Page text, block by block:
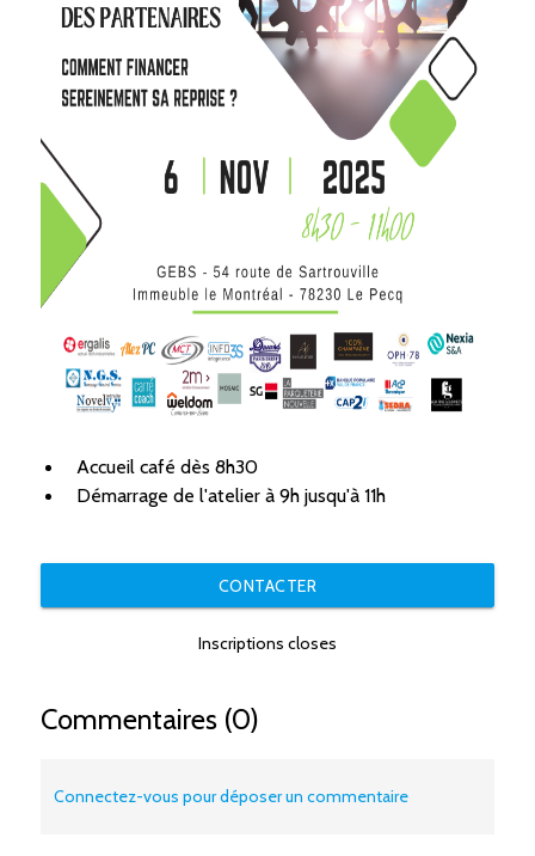
Accueil café dès 8h30
Démarrage de l'atelier à 9h jusqu'à 11h
CONTACTER
Inscriptions closes
Commentaires (0)
Connectez-vous pour déposer un commentaire